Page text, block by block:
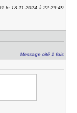
le 13-11-2024 à 22:29:49
Message cité 1 fois